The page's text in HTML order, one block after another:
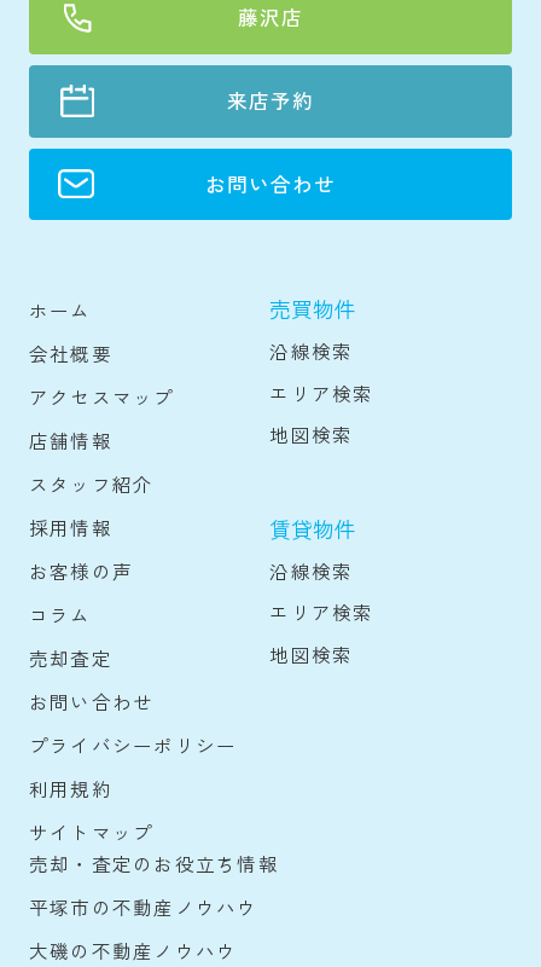
藤沢店
来店予約
お問い合わせ
ホーム
会社概要
アクセスマップ
店舗情報
スタッフ紹介
採用情報
お客様の声
コラム
売却査定
お問い合わせ
プライバシーポリシー
利用規約
サイトマップ
売買物件
沿線検索
エリア検索
地図検索
賃貸物件
沿線検索
エリア検索
地図検索
売却・査定のお役立ち情報
平塚市の不動産ノウハウ
大磯の不動産ノウハウ